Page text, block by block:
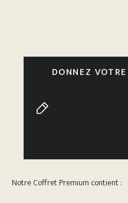
DONNEZ
Notre Coffret Premium contient :